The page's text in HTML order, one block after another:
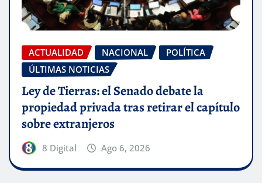
ACTUALIDAD NACIONAL
POLÍTICA
ÚLTIMAS NOTICIAS
Ley de Tierras: el Senado debate la
propiedad privada tras retirar el capítulo
sobre extranjeros
8 Digital Ago 6, 2026